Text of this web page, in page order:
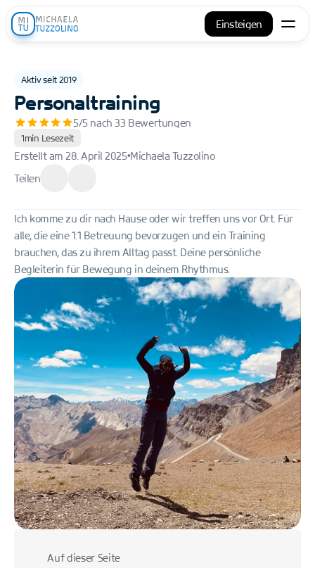
Einsteigen
Pilates
Rückengymnastik
Yoga
Hatha Yoga
Schwangerschaftsyoga
Mama Baby Yoga
Aktiv seit 2019
Personaltraining
star star star star star 5/5 nach 33 Bewertungen
1min Lesezeit
Erstellt am 28. April 2025•Michaela Tuzzolino
Teilen
Ich komme zu dir nach Hause oder wir treffen uns vor Ort. Für
alle, die eine 1:1 Betreuung bevorzugen und ein Training
brauchen, das zu ihrem Alltag passt. Deine persönliche
Begleiterin für Bewegung in deinem Rhythmus.
Auf dieser Seite